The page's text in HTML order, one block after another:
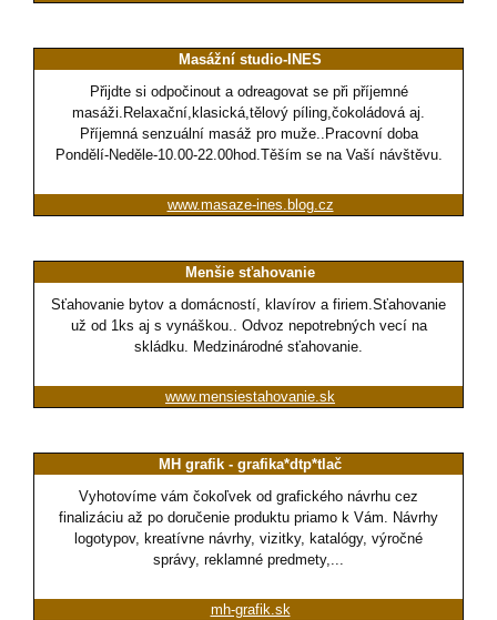
Masážní studio-INES
Přijdte si odpočinout a odreagovat se při příjemné
masáži.Relaxační,klasická,tělový píling,čokoládová aj.
Příjemná senzuální masáž pro muže..Pracovní doba
Pondělí-Neděle-10.00-22.00hod.Těším se na Vaší návštěvu.
www.masaze-ines.blog.cz
Menšie sťahovanie
Sťahovanie bytov a domácností, klavírov a firiem.Sťahovanie
už od 1ks aj s vynáškou.. Odvoz nepotrebných vecí na
skládku. Medzinárodné sťahovanie.
www.mensiestahovanie.sk
MH grafik - grafika*dtp*tlač
Vyhotovíme vám čokoľvek od grafického návrhu cez
finalizáciu až po doručenie produktu priamo k Vám. Návrhy
logotypov, kreatívne návrhy, vizitky, katalógy, výročné
správy, reklamné predmety,...
mh-grafik.sk